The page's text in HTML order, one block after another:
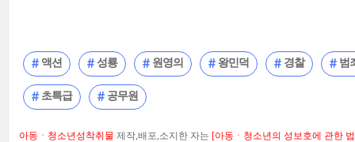
액션 성룡 원영의 왕민덕 경찰 범
초특급 공무원
아동ㆍ청소년성착취물 제작,배포,소지한 자는 [아동ㆍ청소년의 성보호에 관한